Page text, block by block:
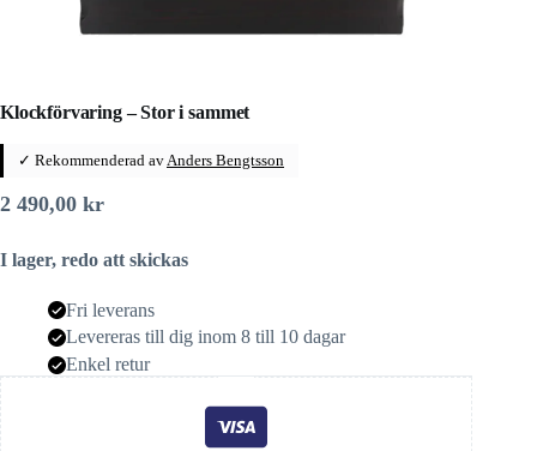
Klockförvaring – Stor i sammet
✓ Rekommenderad av Anders Bengtsson
2 490,00 kr
I lager, redo att skickas
Fri leverans
Levereras till dig inom 8 till 10 dagar
Enkel retur